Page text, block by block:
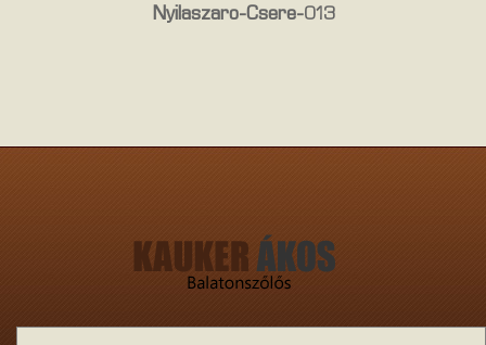
Nyilaszaro-Csere-013